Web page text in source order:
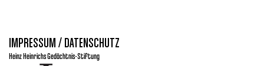
IMPRESSUM / DATENSCHUTZ
Heinz Heinrichs Gedächtnis-Stiftung